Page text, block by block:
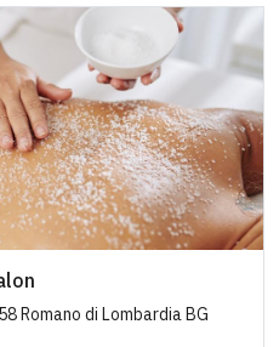
Romano di Lombardia BG